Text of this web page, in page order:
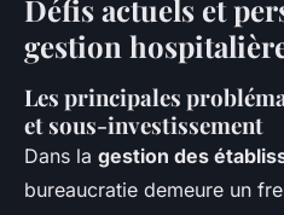
Défis actuels et
gestion
Les principales
et sous-investissement
Dans la gestion des
bureaucratie demeure un